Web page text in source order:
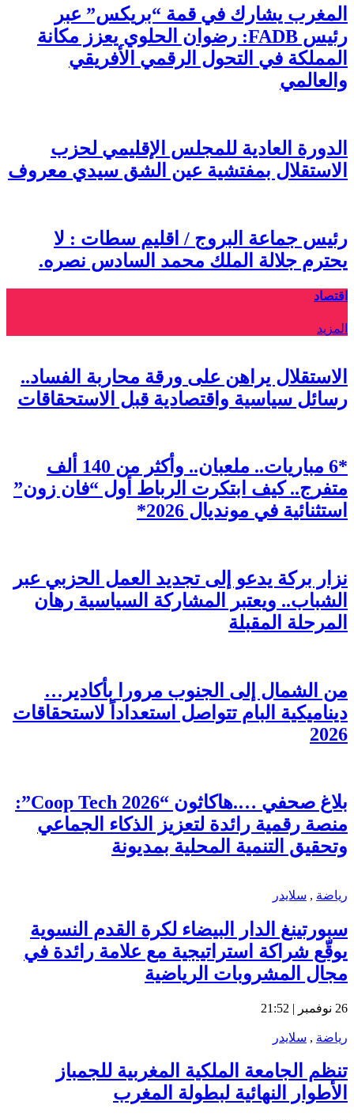
المغرب يشارك في قمة “بريكس” عبر
رئيس FADB: رضوان الحلوي يعزز مكانة
المملكة في التحول الرقمي الأفريقي
والعالمي
الدورة العادية للمجلس الإقليمي لحزب
الاستقلال بمفتشية عين الشق سيدي معروف
رئيس جماعة البروج / اقليم سطات : لا
يحترم جلالة الملك محمد السادس نصره.
اقتصاد
المزيد
الاستقلال يراهن على ورقة محاربة الفساد..
رسائل سياسية واقتصادية قبل الاستحقاقات
*6 مباريات.. ملعبان.. وأكثر من 140 ألف
متفرج.. كيف ابتكرت الرباط أول “فان زون”
استثنائية في مونديال 2026*
نزار بركة يدعو إلى تجديد العمل الحزبي عبر
الشباب.. ويعتبر المشاركة السياسية رهان
المرحلة المقبلة
من الشمال إلى الجنوب مرورا بأكادير…
ديناميكية البام تتواصل استعداداً لاستحقاقات
2026
بلاغ صحفي ….هاكاثون “Coop Tech 2026”:
منصة رقمية رائدة لتعزيز الذكاء الجماعي
وتحقيق التنمية المحلية بمديونة
رياضة , سلايدر
سبورتينغ الدار البيضاء لكرة القدم النسوية
يوقّع شراكة استراتيجية مع علامة رائدة في
مجال المشروبات الرياضية
26 نوفمبر | 21:52
رياضة , سلايدر
تنظم الجامعة الملكية المغربية للجمباز
الأطوار النهائية لبطولة المغرب